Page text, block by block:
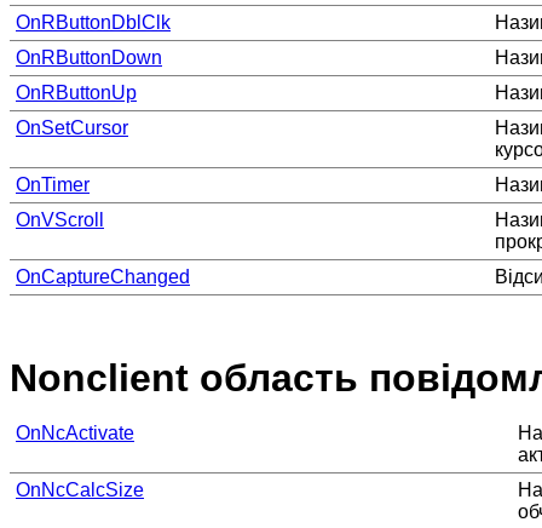
OnRButtonDblClk
OnRButtonDown
OnRButtonUp
OnSetCursor
OnTimer
OnVScroll
OnCaptureChanged
Nonclient область
OnNcActivate
OnNcCalcSize